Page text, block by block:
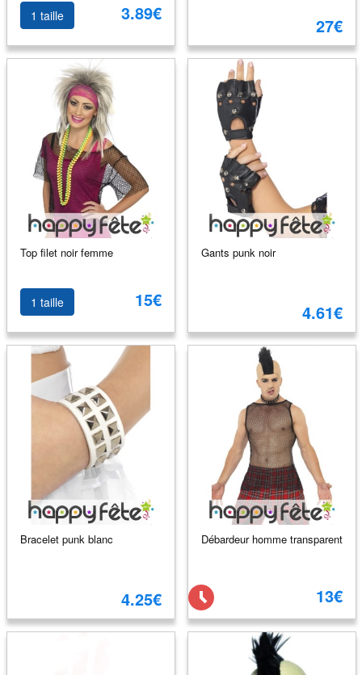
1 taille 3.89€
27€
Top filet noir femme
1 taille 15€
Gants punk noir
4.61€
Bracelet punk blanc
4.25€
Débardeur homme transparent
13€